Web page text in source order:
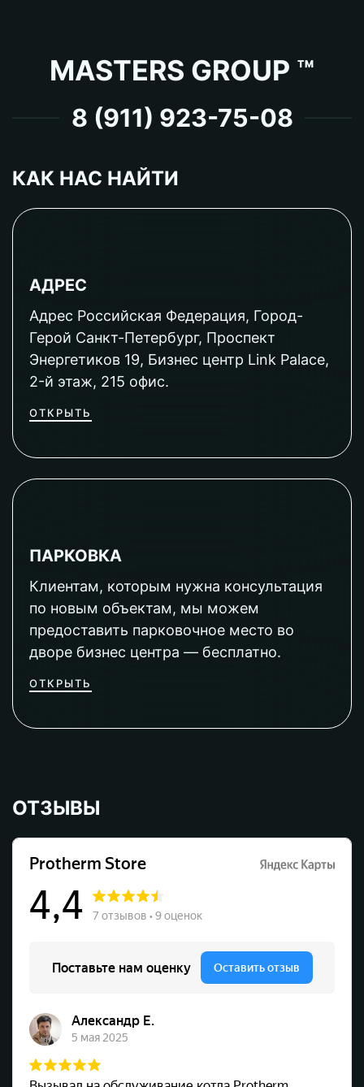
MASTERS GROUP ™
8 (911) 923-75-08
КАК НАС НАЙТИ
АДРЕС
Адрес Российская Федерация, Город-
Герой Санкт-Петербург, Проспект
Энергетиков 19, Бизнес центр Link Palace,
2-й этаж, 215 офис.
ОТКРЫТЬ
ПАРКОВКА
Клиентам, которым нужна консультация
по новым объектам, мы можем
предоставить парковочное место во
дворе бизнес центра — бесплатно.
ОТКРЫТЬ
ОТЗЫВЫ